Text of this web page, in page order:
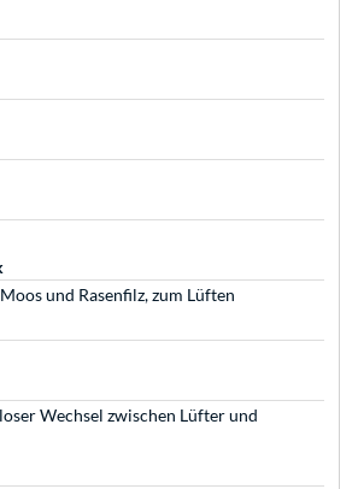
und Rasenfilz, zum Lüften
Wechsel zwischen Lüfter und